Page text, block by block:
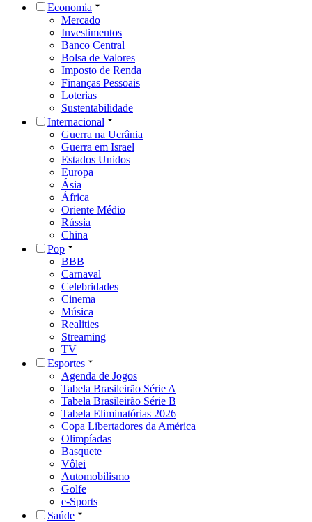
Economia
Mercado
Investimentos
Banco Central
Bolsa de Valores
Imposto de Renda
Finanças Pessoais
Loterias
Sustentabilidade
Internacional
Guerra na Ucrânia
Guerra em Israel
Estados Unidos
Europa
Ásia
África
Oriente Médio
Rússia
China
Pop
BBB
Carnaval
Celebridades
Cinema
Música
Realities
Streaming
TV
Esportes
Agenda de Jogos
Tabela Brasileirão Série A
Tabela Brasileirão Série B
Tabela Eliminatórias 2026
Copa Libertadores da América
Olimpíadas
Basquete
Vôlei
Automobilismo
Golfe
e-Sports
Saúde